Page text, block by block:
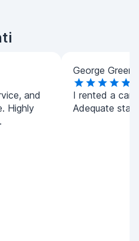
and
Highly
George Green
I rented a car
Adequate staff